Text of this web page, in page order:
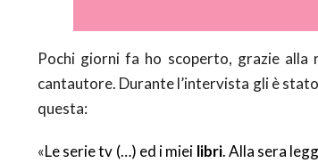
Pochi giorni fa ho scoperto, grazie alla
cantautore. Durante l’intervista gli è
questa:
«Le serie tv (…) ed i miei libri. Alla sera